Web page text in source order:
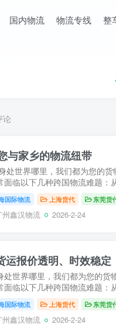
国内物流 物流专线 整
论
与家乡的物流纽带
处世界哪里，我们都为您的
面临以下几种跨国物流难题：
国际物流 上海货代 东莞货
州鑫汉物流 2026-2-24
运报价透明、时效稳定
处世界哪里，我们都为您的货
面临以下几种跨国物流难题：
国际物流 上海货代 东莞货
州鑫汉物流 2026-2-24